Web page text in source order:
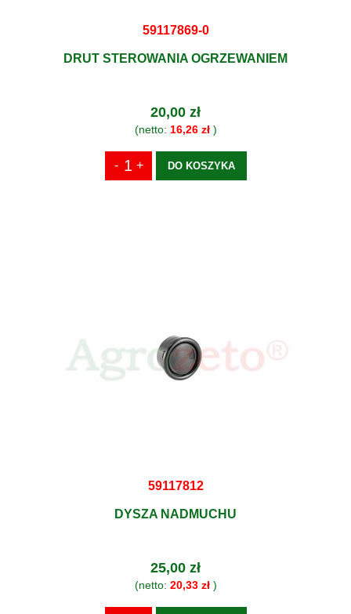
59117869-0
DRUT STEROWANIA OGRZEWANIEM
20,00 zł
(netto: 16,26 zł)
DO KOSZYKA
59117812
DYSZA NADMUCHU
25,00 zł
(netto: 20,33 zł)